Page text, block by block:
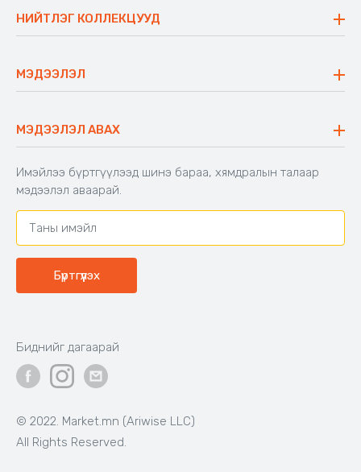
Үнэт зүйлс
Ажлын байр
Блог
НИЙТЛЭГ КОЛЛЕКЦУУД
Сүүдрэвч
Аяны ширээ
Аяны түшлэгтэй сандал
МЭДЭЭЛЭЛ
Буцаалтын журам
Захиалга шалгах
Хамтран ажиллах
Холбоо барих
МЭДЭЭЛЭЛ АВАХ
Имэйлээ бүртгүүлээд шинэ бараа, хямдралын талаар
мэдээлэл аваарай.
Бүртгүүлэх
© 2022. Market.mn (Ariwise LLC)
All Rights Reserved.
Биднийг дагаарай